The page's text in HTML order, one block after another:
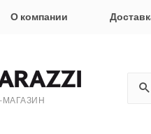
О компании